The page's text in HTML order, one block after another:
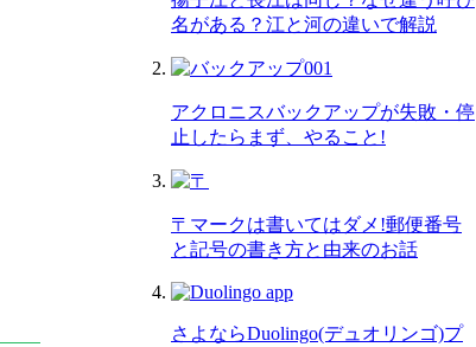
名がある？江と河の違いで解説
アクロニスバックアップが失敗・停
止したらまず、やること!
〒マークは書いてはダメ!郵便番号
と記号の書き方と由来のお話
さよならDuolingo(デュオリンゴ)プ